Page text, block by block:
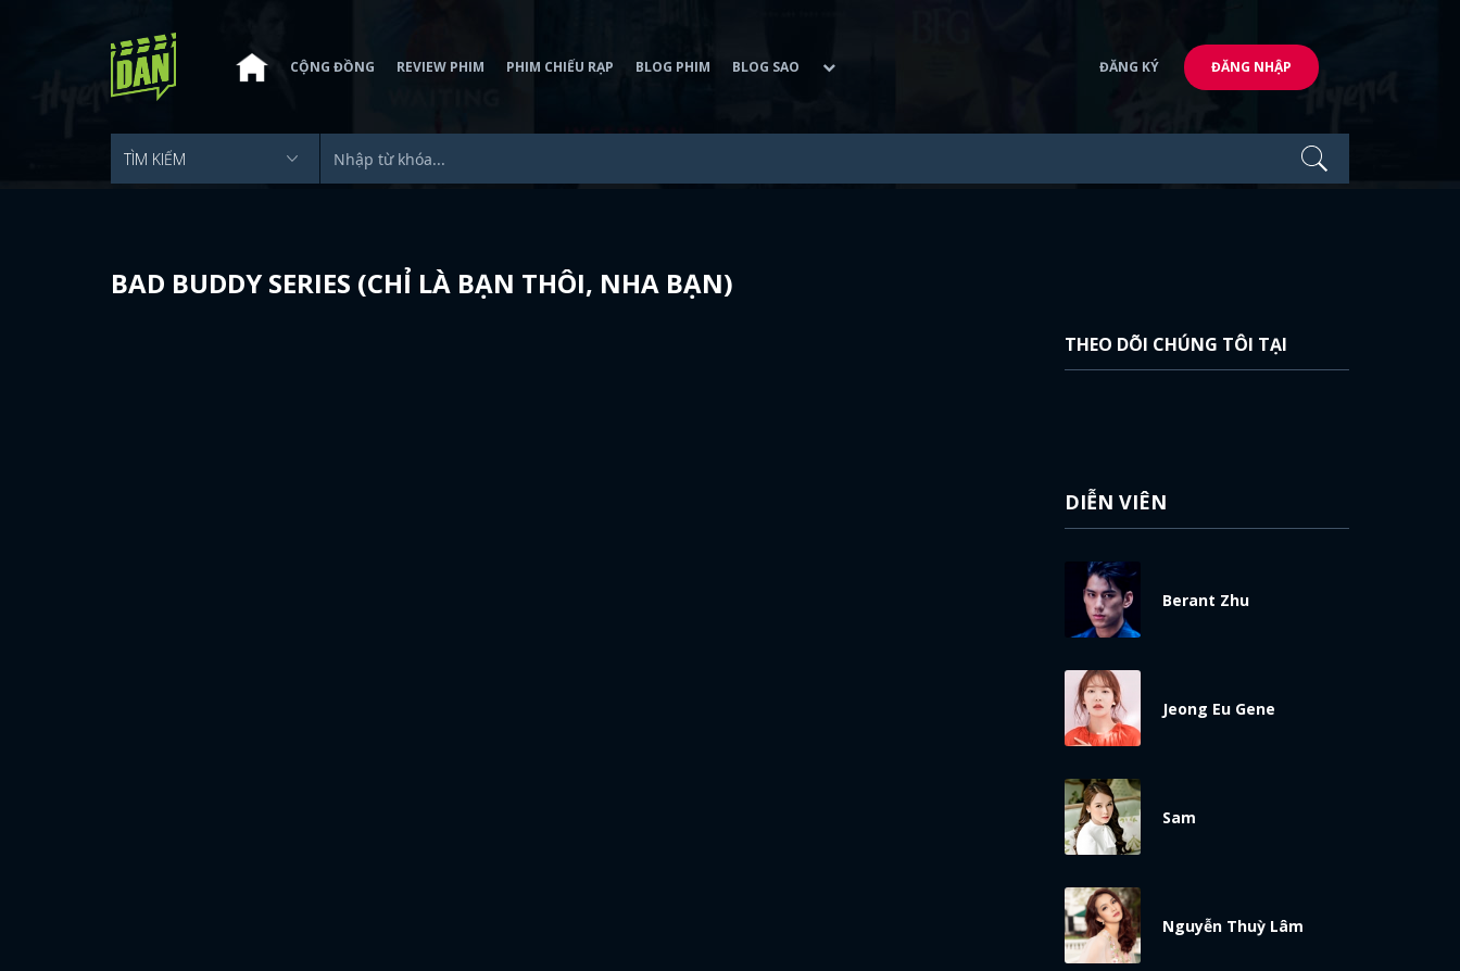
CỘNG ĐỒNG REVIEW PHIM PHIM CHIẾU RẠP BLOG PHIM BLOG SAO ĐĂNG KÝ ĐĂNG NHẬP
BAD BUDDY SERIES (CHỈ LÀ BẠN THÔI, NHA BẠN)
THEO DÕI CHÚNG TÔI TẠI
DIỄN VIÊN
Berant Zhu
Jeong Eu Gene
Sam
Nguyễn Thuỳ Lâm